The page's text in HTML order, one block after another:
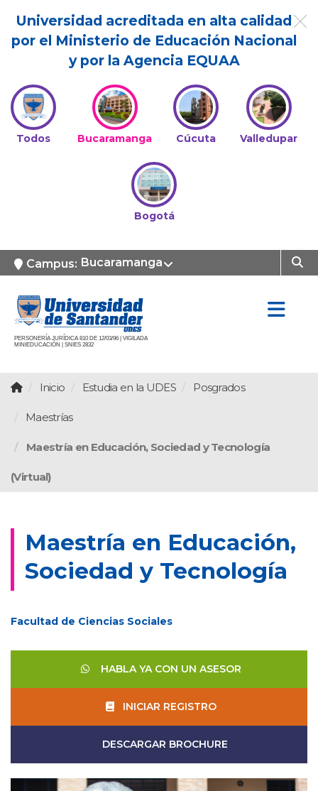
Universidad acreditada en alta calidad
por el Ministerio de Educación Nacional
y por la Agencia EQUAA
Todos Bucaramanga Cúcuta Valledupar
Bogotá
Campus: Bucaramanga
PERSONERÍA JURÍDICA 810 DE 12/03/96 | VIGILADA
MINIEDUCACIÓN | SNIES 2832
Inicio Estudia en la UDES Posgrados
Maestrías
Maestría en Educación, Sociedad y Tecnología
(Virtual)
Maestría en Educación,
Sociedad y Tecnología
Facultad de Ciencias Sociales
HABLA YA CON UN ASESOR
INICIAR REGISTRO
DESCARGAR BROCHURE